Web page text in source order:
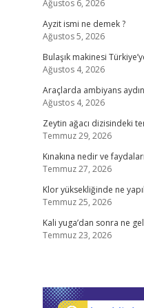
Ağustos 6, 2026
Ayzit ismi ne demek ?
Ağustos 5, 2026
Bulaşık makinesi
Ağustos 4, 2026
Araçlarda ambiyans
Ağustos 4, 2026
Zeytin ağacı dizisindeki
Temmuz 29, 2026
Kınakına nedir ve
Temmuz 27, 2026
Klor yüksekliğinde ne
Temmuz 25, 2026
Kali yuga’dan sonra ne
Temmuz 23, 2026